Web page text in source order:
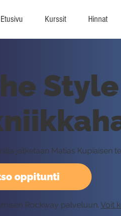
Etusivu Kurssit Hinnat
oppitunti
jatketaan Matias Kupiaisen
Rockway palveluun. Voit